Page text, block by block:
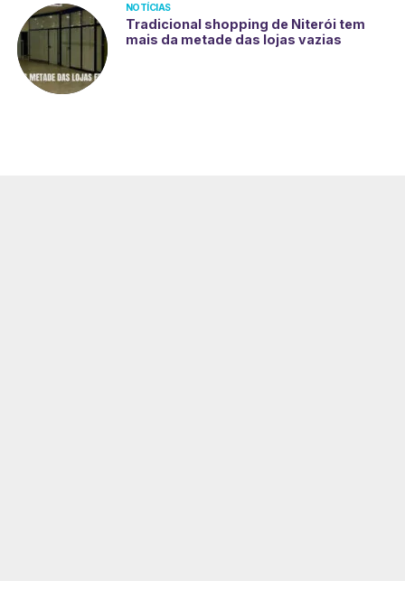
NOTÍCIAS
Tradicional shopping de Niterói tem
mais da metade das lojas vazias